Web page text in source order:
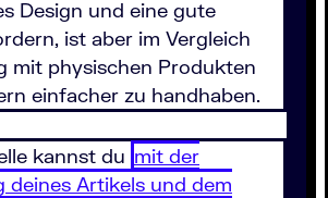
Design und eine gute
ist aber im Vergleich
mit physischen Produkten
einfacher zu handhaben.
kannst du mit der
deines Artikels und dem